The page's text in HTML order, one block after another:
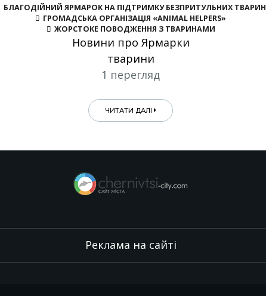
БЛАГОДІЙНИЙ ЯРМАРОК НА ПІДТРИМКУ БЕЗПРИТУЛЬНИХ ТВАРИН
ГРОМАДСЬКА ОРГАНІЗАЦІЯ «ANIMAL HELPERS»
ЖОРСТОКЕ ПОВОДЖЕННЯ З ТВАРИНАМИ
Новини про Ярмарки
тварини
1 перегляд
ЧИТАТИ ДАЛІ
Реклама на сайті